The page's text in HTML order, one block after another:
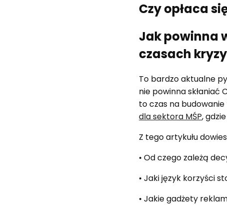
Czy opłaca
Jak powinna
czasach
To bardzo aktualne
nie powinna skłaniać
to czas na
dla sektora MŚP,
Z tego artykułu
• Od czego zależą
• Jaki język korzyści
• Jakie gadżety